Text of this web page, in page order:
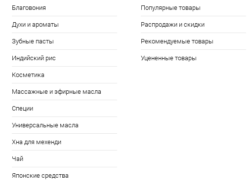
Благовония
Духи и ароматы
Зубные пасты
Индийский рис
Косметика
Массажные и эфирные масла
Специи
Универсальные масла
Хна для мехенди
Чай
Японские средства
Популярные товары
Распродажи и скидки
Рекомендуемые товары
Уцененные товары